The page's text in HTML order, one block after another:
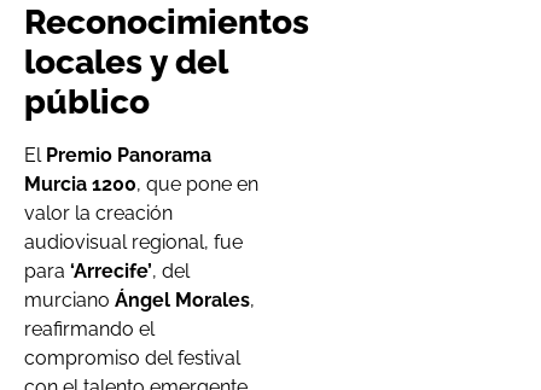
Reconocimientos
locales y del
público
El Premio Panorama
Murcia 1200, que pone en
valor la creación
audiovisual regional, fue
para ‘Arrecife’, del
murciano Ángel Morales,
reafirmando el
compromiso del festival